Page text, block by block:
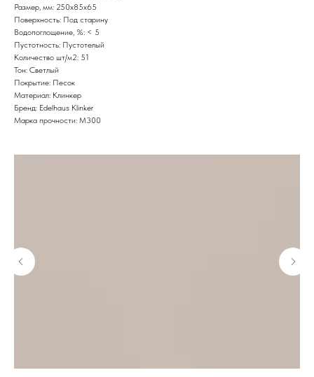
Размер, мм: 250х85х65
Поверхность: Под старину
Водопоглощение, %: < 5
Пустотность: Пустотелый
Количество шт/м2: 51
Тон: Светлый
Покрытие: Песок
Материал: Клинкер
Бренд: Edelhaus Klinker
Марка прочности: М300